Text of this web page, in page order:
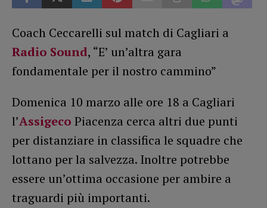
Coach Ceccarelli sul match di Cagliari a
Radio Sound, “E’ un’altra gara
fondamentale per il nostro cammino”
Domenica 10 marzo alle ore 18 a Cagliari
l’Assigeco Piacenza cerca altri due punti
per distanziare in classifica le squadre che
lottano per la salvezza. Inoltre potrebbe
essere un’ottima occasione per ambire a
traguardi più importanti.